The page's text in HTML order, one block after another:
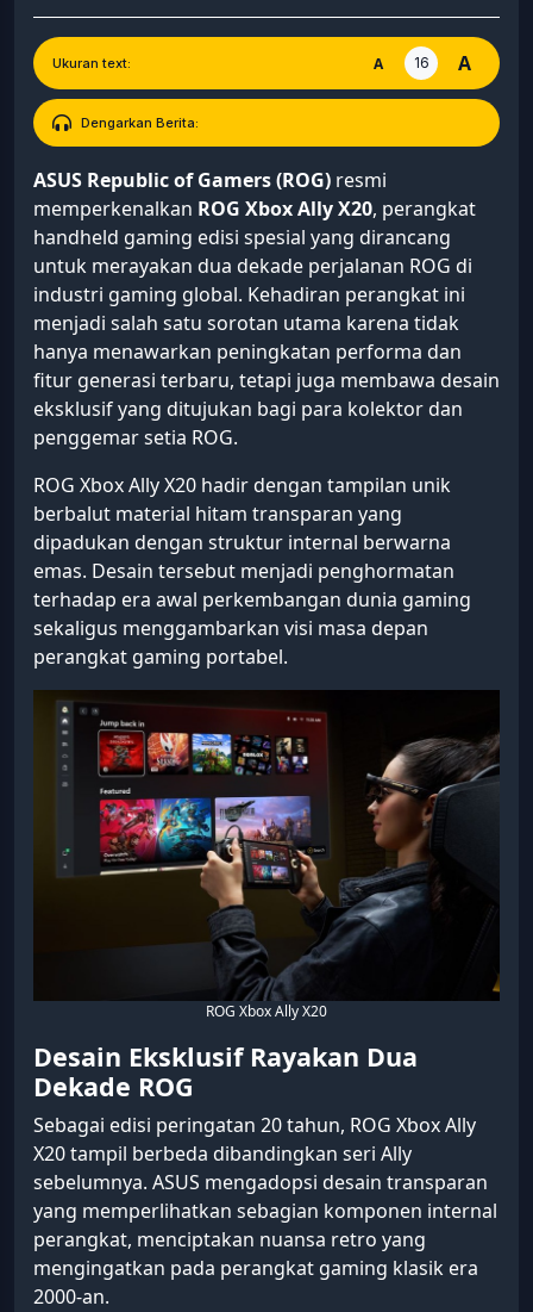
Ukuran text: A 16 A
Dengarkan Berita:
ASUS Republic of Gamers (ROG) resmi
memperkenalkan ROG Xbox Ally X20, perangkat
handheld gaming edisi spesial yang dirancang
untuk merayakan dua dekade perjalanan ROG di
industri gaming global. Kehadiran perangkat ini
menjadi salah satu sorotan utama karena tidak
hanya menawarkan peningkatan performa dan
fitur generasi terbaru, tetapi juga membawa desain
eksklusif yang ditujukan bagi para kolektor dan
penggemar setia ROG.
ROG Xbox Ally X20 hadir dengan tampilan unik
berbalut material hitam transparan yang
dipadukan dengan struktur internal berwarna
emas. Desain tersebut menjadi penghormatan
terhadap era awal perkembangan dunia gaming
sekaligus menggambarkan visi masa depan
perangkat gaming portabel.
ROG Xbox Ally X20
Desain Eksklusif Rayakan Dua
Dekade ROG
Sebagai edisi peringatan 20 tahun, ROG Xbox Ally
X20 tampil berbeda dibandingkan seri Ally
sebelumnya. ASUS mengadopsi desain transparan
yang memperlihatkan sebagian komponen internal
perangkat, menciptakan nuansa retro yang
mengingatkan pada perangkat gaming klasik era
2000-an.